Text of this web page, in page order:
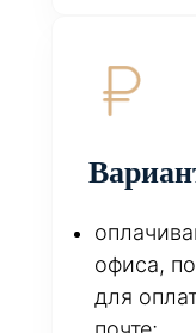
офиса,
для